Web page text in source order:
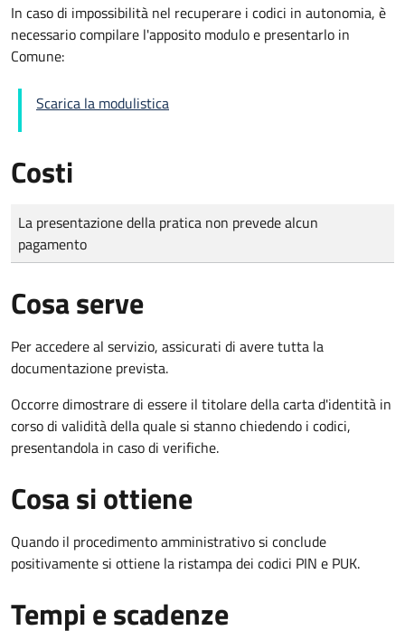
In caso di impossibilità nel recuperare i codici in autonomia, è
necessario compilare l'apposito modulo e presentarlo in
Comune:
Scarica la modulistica
Costi
Tipo di pagamento
Importo
La presentazione della pratica non prevede alcun
pagamento
Cosa serve
Per accedere al servizio, assicurati di avere tutta la
documentazione prevista.
Occorre dimostrare di essere il titolare della carta d'identità in
corso di validità della quale si stanno chiedendo i codici,
presentandola in caso di verifiche.
Cosa si ottiene
Quando il procedimento amministrativo si conclude
positivamente si ottiene la ristampa dei codici PIN e PUK.
Tempi e scadenze